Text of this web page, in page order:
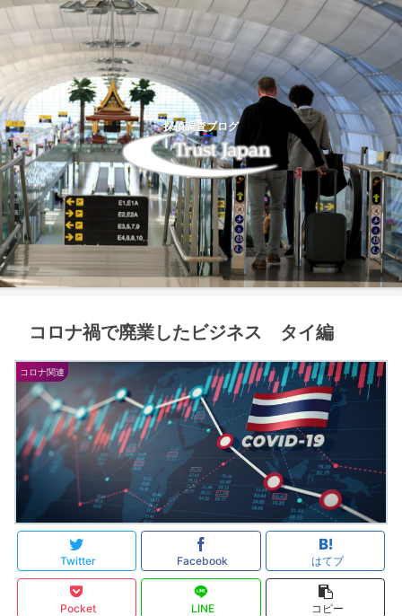
探偵調査ブログ
コロナ禍で廃業したビジネス タイ編
コロナ関連
Twitter Facebook はてブ
Pocket LINE コピー